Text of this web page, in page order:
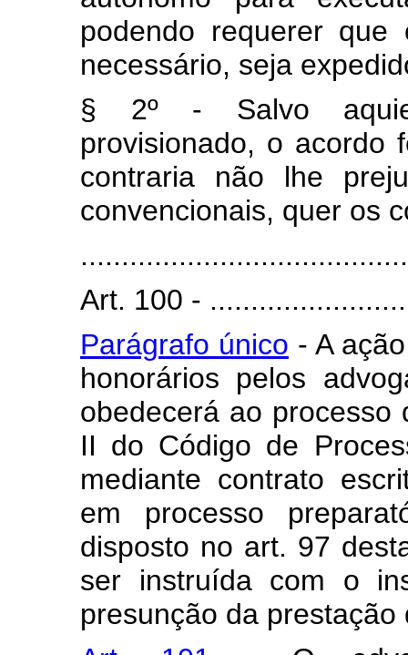
podendo requerer
necessário, seja
§ 2º - Salvo
provisionado, o acordo
contraria não lhe
convencionais, quer os
Art. 100 -
Parágrafo único - A
honorários pelos
obedecerá ao processo
II do Código de
mediante contrato
em processo
disposto no art. 97
ser instruída com o
presunção da